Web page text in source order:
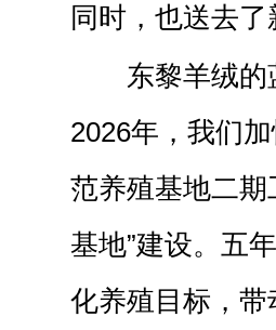
同时，也送去了
东黎羊绒
2026年，我们
范养殖基地二期
基地”建设。五
化养殖目标，